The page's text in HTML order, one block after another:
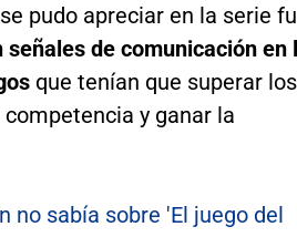
pudo apreciar en la serie
de comunicación en
que tenían que superar los
y ganar la
no sabía sobre 'El juego del